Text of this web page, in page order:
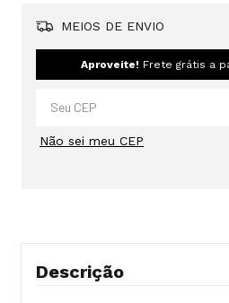
MEIOS DE ENVIO
Aproveite! Frete grátis a
Não sei meu CEP
Descrição